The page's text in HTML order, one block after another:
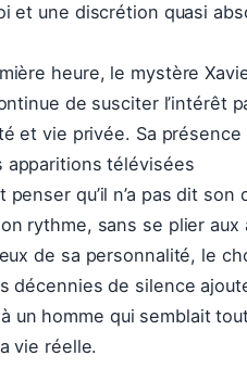
et une discrétion quasi
heure, le mystère
de susciter l’intérêt
et vie privée. Sa présence
apparitions télévisées
qu’il n’a pas dit son
rythme, sans se plier
de sa personnalité, le
décennies de silence
un homme qui semblait
vie réelle.